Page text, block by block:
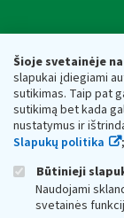
Šioje svetainėje
slapukai įdiegiami
sutikimas. Taip pat
sutikimą bet kada
nustatymus ir
Slapukų politika
;
Būtinieji
Naudojami
svetainės
Respublikos
Biudžetinė įstaiga.
adresas: Vasario
vmi@vmi.lt, E.
Duomenys apie
Respublikos